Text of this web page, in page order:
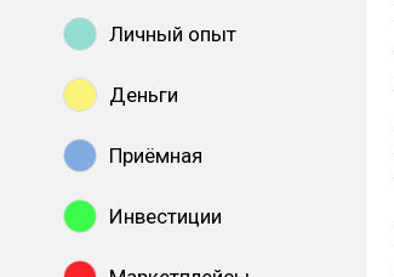
Личный опыт
Деньги
Приёмная
Инвестиции